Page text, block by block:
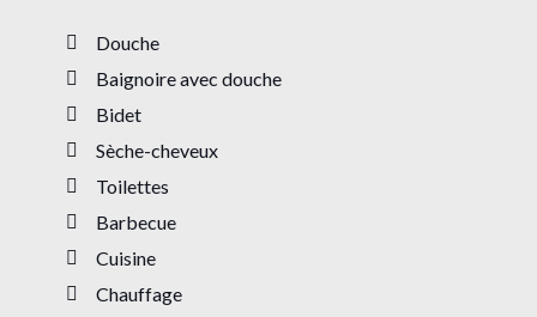
Douche
Baignoire avec douche
Bidet
Sèche-cheveux
Toilettes
Barbecue
Cuisine
Chauffage